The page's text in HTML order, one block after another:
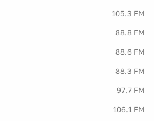
105.3 FM
88.8 FM
88.6 FM
88.3 FM
97.7 FM
106.1 FM